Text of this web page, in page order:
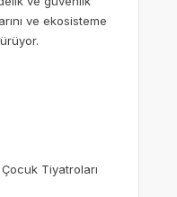
olan katkılarını
Tiyatroları